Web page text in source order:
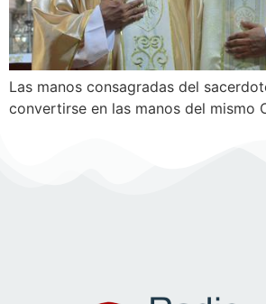
Las manos consagradas del
convertirse en las manos del mismo